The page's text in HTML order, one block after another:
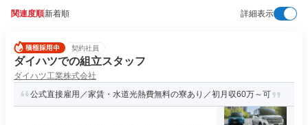
関連度順新着順 詳細表示
契約社員
ダイハツでの組立スタッフ
ダイハツ工業株式会社
公式直接雇用／家賃・水道光熱費無料の寮あり／初月収60万～可